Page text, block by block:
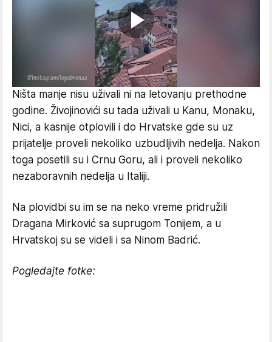
Ništa manje nisu uživali ni na letovanju prethodne
godine. Živojinovići su tada uživali u Kanu, Monaku,
Nici, a kasnije otplovili i do Hrvatske gde su uz
prijatelje proveli nekoliko uzbudljivih nedelja. Nakon
toga posetili su i Crnu Goru, ali i proveli nekoliko
nezaboravnih nedelja u Italiji.
Na plovidbi su im se na neko vreme pridružili
Dragana Mirković sa suprugom Tonijem, a u
Hrvatskoj su se videli i sa Ninom Badrić.
Pogledajte fotke: